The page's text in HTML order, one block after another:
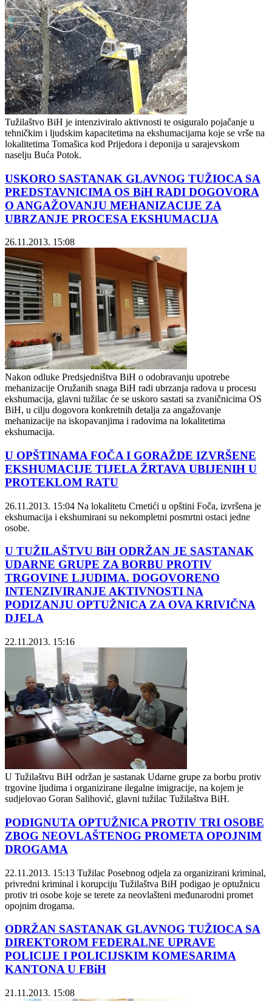
Tužilaštvo BiH je intenziviralo aktivnosti te osiguralo pojačanje u
tehničkim i ljudskim kapacitetima na ekshumacijama koje se vrše na
lokalitetima Tomašica kod Prijedora i deponija u sarajevskom
naselju Buća Potok.
USKORO SASTANAK GLAVNOG TUŽIOCA SA
PREDSTAVNICIMA OS BiH RADI DOGOVORA
O ANGAŽOVANJU MEHANIZACIJE ZA
UBRZANJE PROCESA EKSHUMACIJA
26.11.2013. 15:08
Nakon odluke Predsjedništva BiH o odobravanju upotrebe
mehanizacije Oružanih snaga BiH radi ubrzanja radova u procesu
ekshumacija, glavni tužilac će se uskoro sastati sa zvaničnicima OS
BiH, u cilju dogovora konkretnih detalja za angažovanje
mehanizacije na iskopavanjima i radovima na lokalitetima
ekshumacija.
U OPŠTINAMA FOČA I GORAŽDE IZVRŠENE
EKSHUMACIJE TIJELA ŽRTAVA UBIJENIH U
PROTEKLOM RATU
26.11.2013. 15:04 Na lokalitetu Crnetići u opštini Foča, izvršena je
ekshumacija i ekshumirani su nekompletni posmrtni ostaci jedne
osobe.
U TUŽILAŠTVU BiH ODRŽAN JE SASTANAK
UDARNE GRUPE ZA BORBU PROTIV
TRGOVINE LJUDIMA. DOGOVORENO
INTENZIVIRANJE AKTIVNOSTI NA
PODIZANJU OPTUŽNICA ZA OVA KRIVIČNA
DJELA
22.11.2013. 15:16
U Tužilaštvu BiH održan je sastanak Udarne grupe za borbu protiv
trgovine ljudima i organizirane ilegalne imigracije, na kojem je
sudjelovao Goran Salihović, glavni tužilac Tužilaštva BiH.
PODIGNUTA OPTUŽNICA PROTIV TRI OSOBE
ZBOG NEOVLAŠTENOG PROMETA OPOJNIM
DROGAMA
22.11.2013. 15:13 Tužilac Posebnog odjela za organizirani kriminal,
privredni kriminal i korupciju Tužilaštva BiH podigao je optužnicu
protiv tri osobe koje se terete za neovlašteni međunarodni promet
opojnim drogama.
ODRŽAN SASTANAK GLAVNOG TUŽIOCA SA
DIREKTOROM FEDERALNE UPRAVE
POLICIJE I POLICIJSKIM KOMESARIMA
KANTONA U FBiH
21.11.2013. 15:08